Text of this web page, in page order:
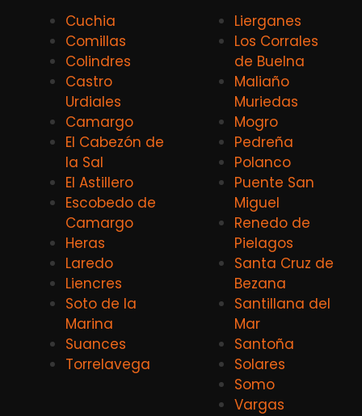
Cuchia
Comillas
Colindres
Castro
Urdiales
Camargo
El Cabezón de
la Sal
El Astillero
Escobedo de
Camargo
Heras
Laredo
Liencres
Soto de la
Marina
Suances
Torrelavega
Lierganes
Los Corrales
de Buelna
Maliaño
Muriedas
Mogro
Pedreña
Polanco
Puente San
Miguel
Renedo de
Pielagos
Santa Cruz de
Bezana
Santillana del
Mar
Santoña
Solares
Somo
Vargas